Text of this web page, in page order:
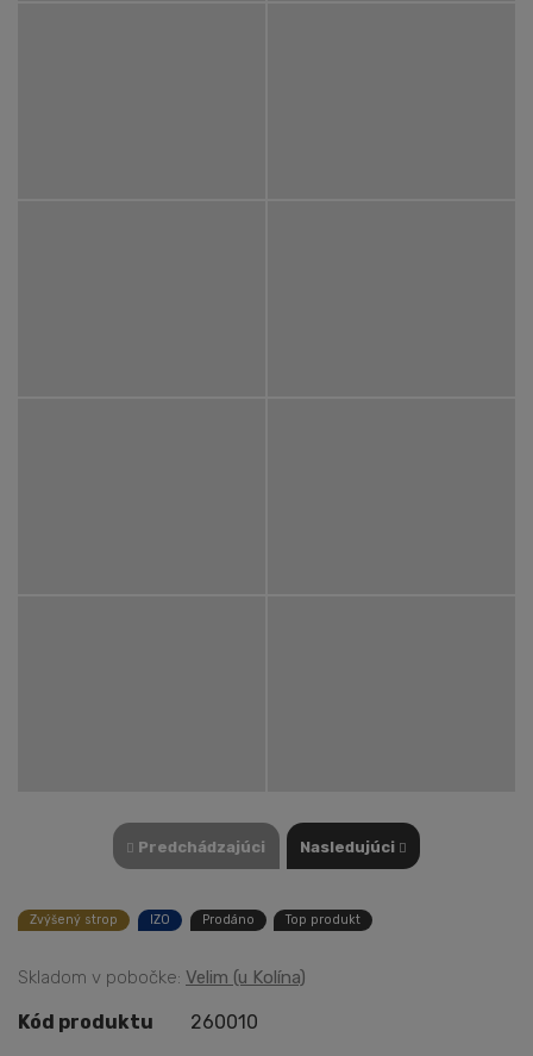
Predchádzajúci Nasledujúci
Zvýšený strop IZO Prodáno Top produkt
Skladom v pobočke: Velim (u Kolína)
Kód produktu 260010